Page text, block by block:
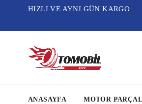
HIZLI VE AYNI GÜN KARGO
ANASAYFA MOTOR